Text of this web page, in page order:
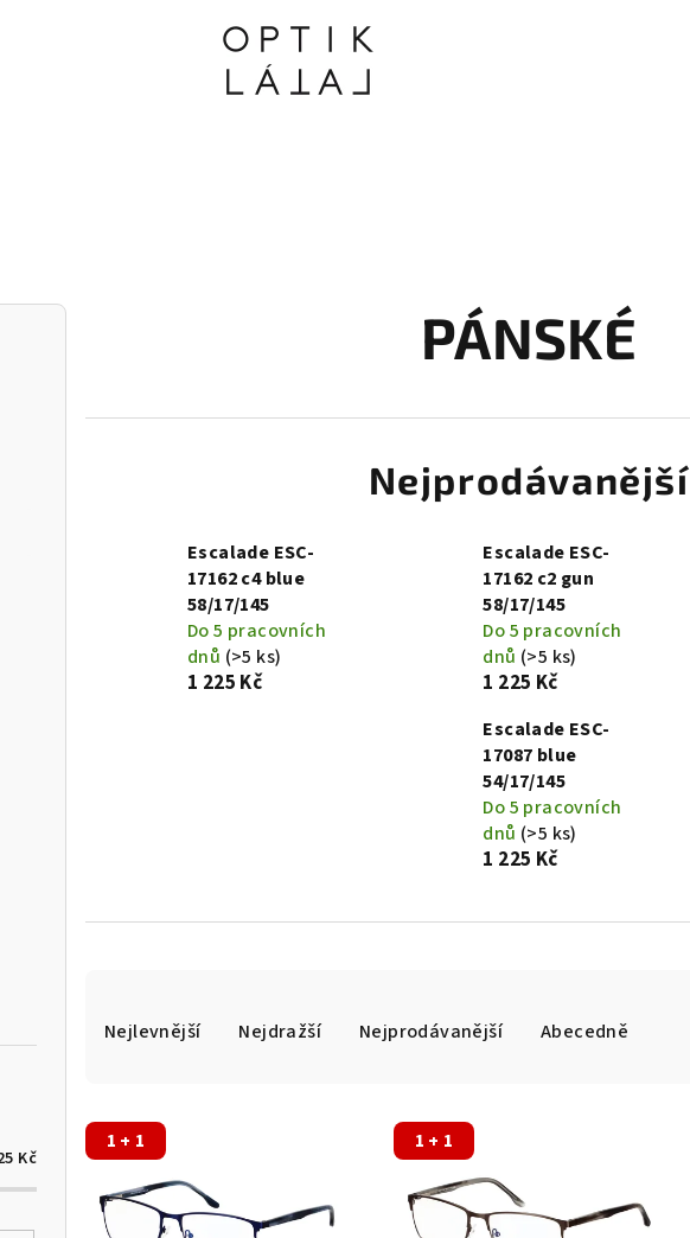
Kč
PÁNSKÉ
Nejprodávanější
Escalade ESC-
17162 c4 blue
58/17/145
Do 5 pracovních
dnů (>5 ks)
1 225 Kč
Escalade ESC-
17162 c2 gun
58/17/145
Do 5 pracovních
dnů (>5 ks)
1 225 Kč
Escalade ESC-
17087 blue
54/17/145
Do 5 pracovních
dnů (>5 ks)
1 225 Kč
a
e
Nejlevnější Nejdražší Nejprodávanější Abecedně
V
ý
p
1 + 1 1 + 1